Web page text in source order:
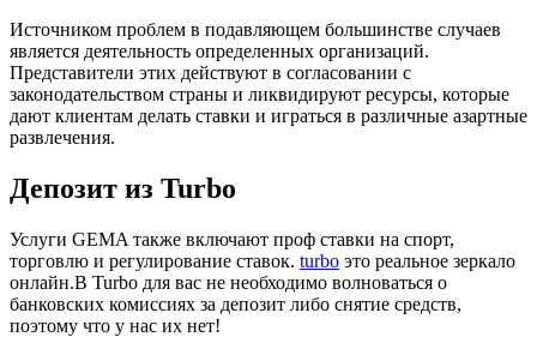
Источником проблем в подавляющем большинстве случаев
является деятельность определенных организаций.
Представители этих действуют в согласовании с
законодательством страны и ликвидируют ресурсы, которые
дают клиентам делать ставки и играться в различные азартные
развлечения.
Депозит из Turbo
Услуги GEMA также включают проф ставки на спорт,
торговлю и регулирование ставок. turbo это реальное зеркало
онлайн.В Turbo для вас не необходимо волноваться о
банковских комиссиях за депозит либо снятие средств,
поэтому что у нас их нет!